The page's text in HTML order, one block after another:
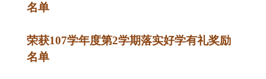
名单
荣获107学年度第2学期落实好学有礼奖励
名单